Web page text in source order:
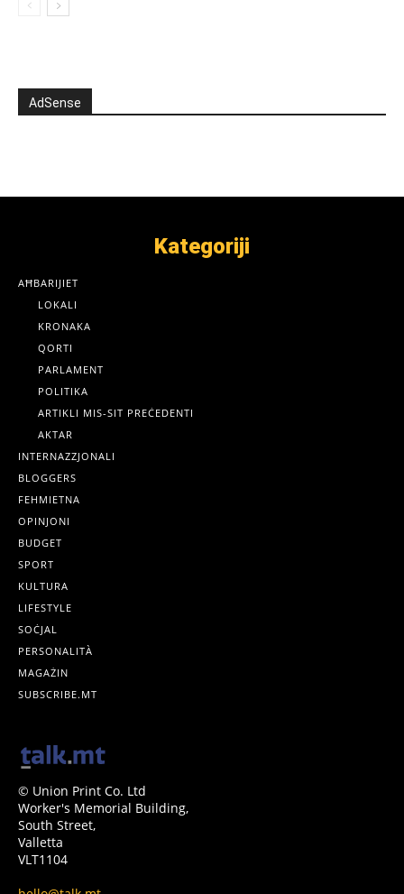
AdSense
Kategoriji
AĦBARIJIET
LOKALI
KRONAKA
QORTI
PARLAMENT
POLITIKA
ARTIKLI MIS-SIT PREĊEDENTI
AKTAR
INTERNAZZJONALI
BLOGGERS
FEHMIETNA
OPINJONI
BUDGET
SPORT
KULTURA
LIFESTYLE
SOĊJAL
PERSONALITÀ
MAGAŻIN
SUBSCRIBE.MT
© Union Print Co. Ltd
Worker's Memorial Building,
South Street,
Valletta
VLT1104